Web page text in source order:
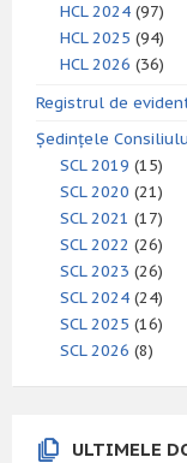
HCL 2024 (97)
HCL 2025 (94)
HCL 2026 (36)
Registrul de
Ședințele
SCL 2019 (15)
SCL 2020 (21)
SCL 2021 (17)
SCL 2022 (26)
SCL 2023 (26)
SCL 2024 (24)
SCL 2025 (16)
SCL 2026 (8)
ULTIMELE